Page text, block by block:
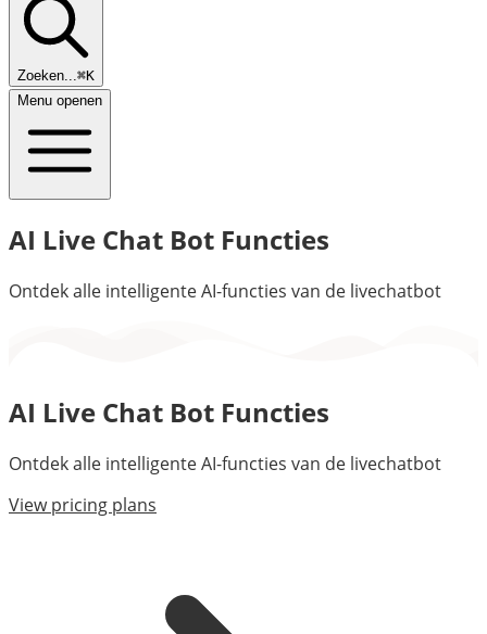
Zoeken...⌘K
Menu openen
AI Live Chat Bot Functies
Ontdek alle intelligente AI-functies van de livechatbot
AI Live Chat Bot Functies
Ontdek alle intelligente AI-functies van de livechatbot
View pricing plans